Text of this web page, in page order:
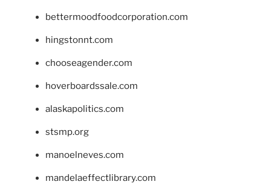
bettermoodfoodcorporation.com
hingstonnt.com
chooseagender.com
hoverboardssale.com
alaskapolitics.com
stsmp.org
manoelneves.com
mandelaeffectlibrary.com